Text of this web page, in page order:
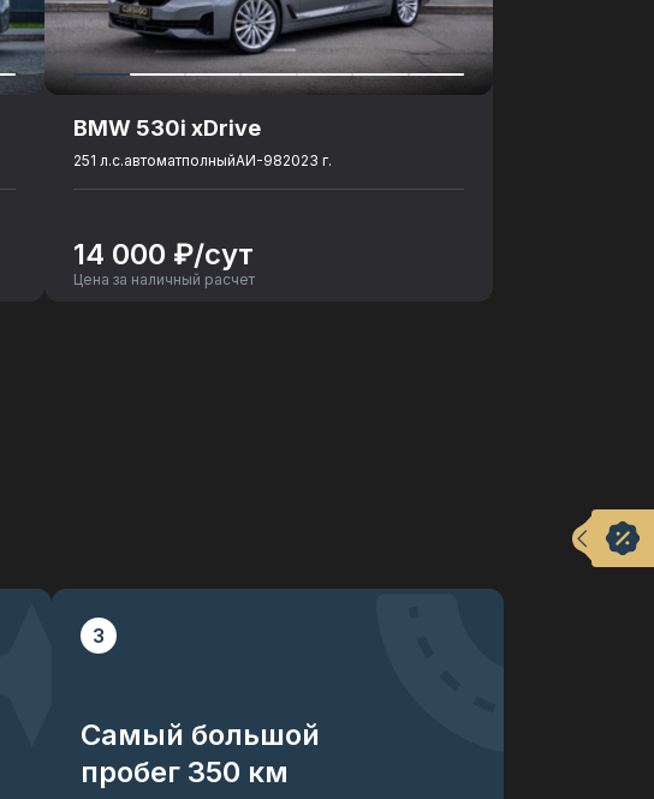
BMW 530i xDrive
251 л.с.автоматполныйАИ-982023 г.
14 000 ₽/сут
Цена за наличный расчет
3
Самый большой
пробег 350 км